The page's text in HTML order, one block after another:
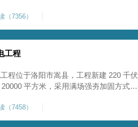
降、地面开裂、墙体变形等质量问题，
设标
（7356）
工程
程位于洛阳市嵩县，工程新建 220 千伏
平方米，采用满场强夯加固方式改
设标准。本项目是嵩县重要电力基础设
当
（7458）